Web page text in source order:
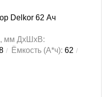
Delkor 62 Ач
мм ДхШхВ:
Ёмкость (А*ч): 62